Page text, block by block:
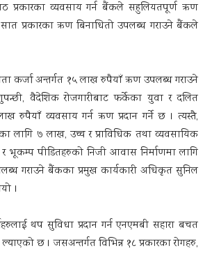
प्रकारका व्यवसाय गर्न बैंकले सहुलियतपूर्ण ऋण
प्रकारका ऋण बिनाधितो उपलब्ध गराउने बैंकले
कर्जा अन्तर्गत १५ लाख रुपैयाँ ऋण उपलब्ध गराउने
वैदेशिक रोजगारीबाट फर्केका युवा र दलित
रुपैयाँ व्यवसाय गर्न ऋण प्रदान गर्ने छ । त्यस्तै,
लागि ७ लाख, उच्च र प्राविधिक तथा व्यवसायिक
भूकम्प पीडितहरुको निजी आवास निर्माणमा लागि
गराउने बैंकका प्रमुख कार्यकारी अधिकृत सुनिल
।
थप सुविधा प्रदान गर्न एनएमबी सहारा बचत
छ । जसअन्तर्गत विभिन्न १८ प्रकारका रोगहरु,